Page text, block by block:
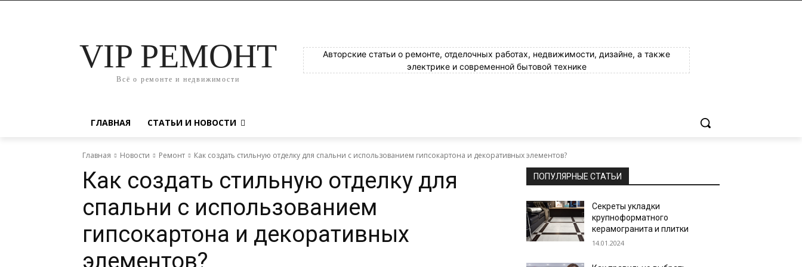
VIP РЕМОНТ
Всё о ремонте и недвижимости
Авторские статьи о ремонте, отделочных работах, недвижимости, дизайне, а также
электрике и современной бытовой технике
ГЛАВНАЯ СТАТЬИ И НОВОСТИ
Главная Новости Ремонт Как создать стильную отделку для спальни с использованием гипсокартона и декоративных элементов?
Как создать стильную отделку для
спальни с использованием
гипсокартона и декоративных
элементов?
ПОПУЛЯРНЫЕ СТАТЬИ
Секреты укладки
крупноформатного
керамогранита и плитки
14.01.2024